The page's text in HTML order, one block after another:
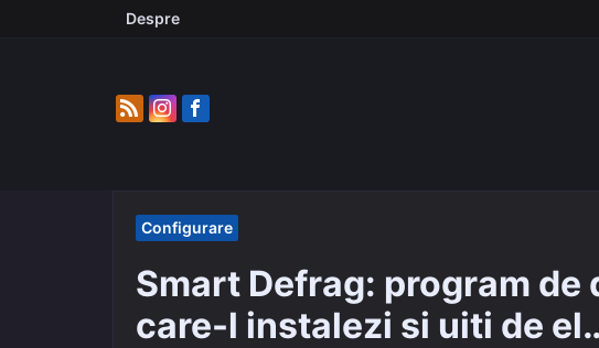
Despre
Configurare
Smart Defrag: program de
care-l instalezi si uiti de